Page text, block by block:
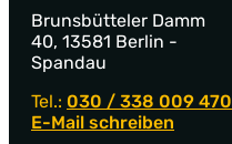
Brunsbütteler Damm
40, 13581 Berlin -
Spandau
Tel.: 030 / 338 009 470
E-Mail schreiben